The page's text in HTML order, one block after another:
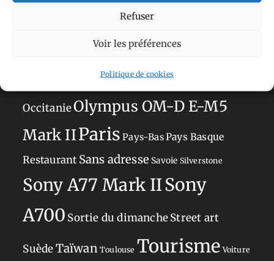
Refuser
Voir les préférences
Politique de cookies
Anti tourismeBarBelgique
Danemark
OccitanieOlympus OM-D E-M5
Mark IIParis Pays-BasPays Basque
Restaurant Sans adresse Savoie Silverstone
Sony A77 Mark IISony
A700 Sortie du dimancheStreet art
SuèdeTaïwan Toulouse Tourisme Voiture